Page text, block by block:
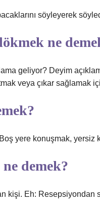
söyleyerek
ne
geliyor? Deyim
veya çıkar sağlamak
yere konuşmak, yersiz
demek?
kişi. Eh: Resepsiyondan